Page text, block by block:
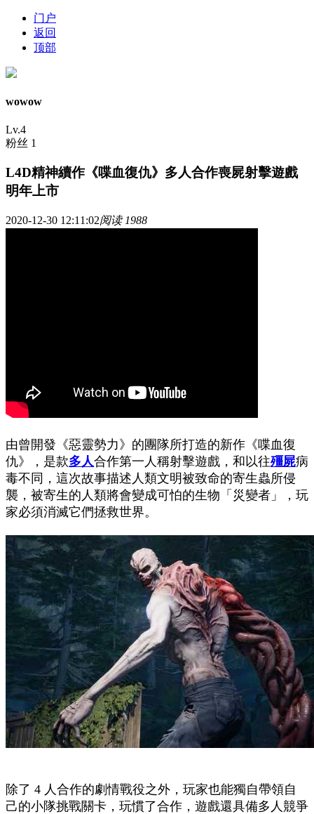
门户
返回
顶部
wowow
Lv.4
粉丝 1
L4D精神續作《喋血復仇》多人合作喪屍射擊遊戲
明年上市
2020-12-30 12:11:02阅读 1988
由曾開發《惡靈勢力》的團隊所打造的新作《喋血復
仇》，是款多人合作第一人稱射擊遊戲，和以往殭屍病
毒不同，這次故事描述人類文明被致命的寄生蟲所侵
襲，被寄生的人類將會變成可怕的生物「災變者」，玩
家必須消滅它們拯救世界。
除了 4 人合作的劇情戰役之外，玩家也能獨自帶領自
己的小隊挑戰關卡，玩慣了合作，遊戲還具備多人競爭